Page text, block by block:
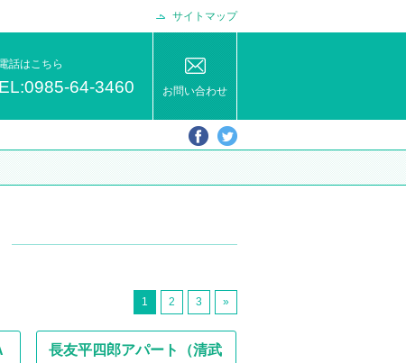
サイトマップ
お問い合わせ
話はこちら
64-3460
1 2 3 »
長友平四郎アパート（清武